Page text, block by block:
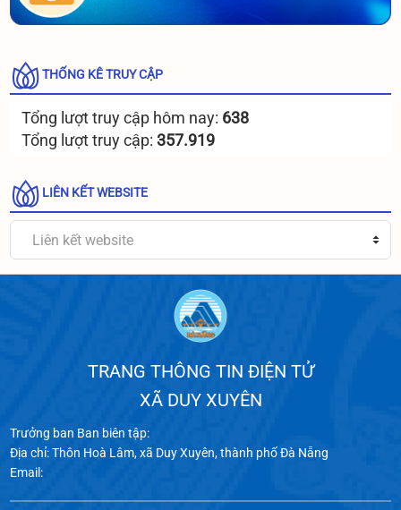
THỐNG KÊ TRUY CẬP
Tổng lượt truy cập hôm nay: 638
Tổng lượt truy cập: 357.919
LIÊN KẾT WEBSITE
Liên kết website
TRANG THÔNG TIN ĐIỆN TỬ
XÃ DUY XUYÊN
Trưởng ban Ban biên tập:
Địa chỉ: Thôn Hoà Lâm, xã Duy Xuyên, thành phố Đà Nẵng
Email: